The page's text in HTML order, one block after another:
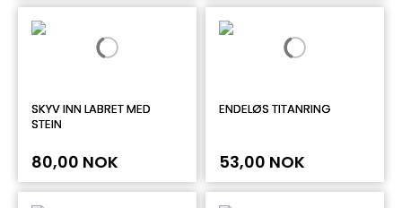
SKYV INN LABRET MED
STEIN
80,00 NOK
ENDELØS TITANRING
53,00 NOK